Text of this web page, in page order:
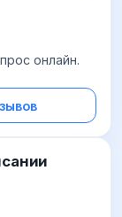
онлайн.